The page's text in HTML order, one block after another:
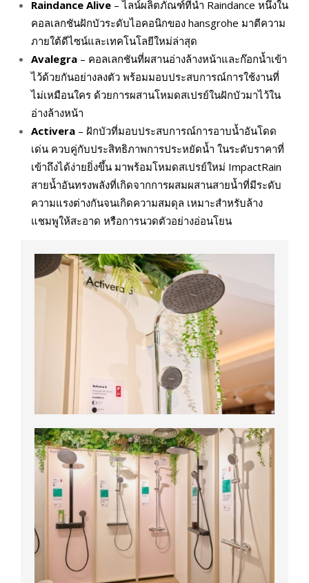
Raindance Alive – ไลน์ผลิตภัณฑ์ที่นำ Raindance หนึ่งใน
คอลเลกชันฝักบัวระดับไอคอนิกของ hansgrohe มาตีความ
ภายใต้ดีไซน์และเทคโนโลยีใหม่ล่าสุด
Avalegra – คอลเลกชันที่ผสานอ่างล้างหน้าและก๊อกน้ำเข้า
ไว้ด้วยกันอย่างลงตัว พร้อมมอบประสบการณ์การใช้งานที่
ไม่เหมือนใคร ด้วยการผสานโหมดสเปรย์ในฝักบัวมาไว้ใน
อ่างล้างหน้า
Activera – ฝักบัวที่มอบประสบการณ์การอาบน้ำอันโดด
เด่น ควบคู่กับประสิทธิภาพการประหยัดน้ำ ในระดับราคาที่
เข้าถึงได้ง่ายยิ่งขึ้น มาพร้อมโหมดสเปรย์ใหม่ ImpactRain
สายน้ำอันทรงพลังที่เกิดจากการผสมผสานสายน้ำที่มีระดับ
ความแรงต่างกันจนเกิดความสมดุล เหมาะสำหรับล้าง
แชมพูให้สะอาด หรือการนวดตัวอย่างอ่อนโยน